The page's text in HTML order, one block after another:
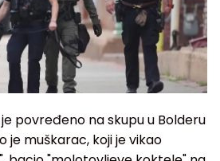
povređeno na skupu u Bolderu
je muškarac, koji je vikao